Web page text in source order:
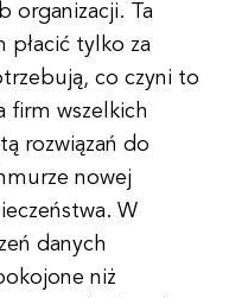
organizacji. Ta
płacić tylko za
co czyni to
firm wszelkich
rozwiązań do
nowej
W
danych
niż